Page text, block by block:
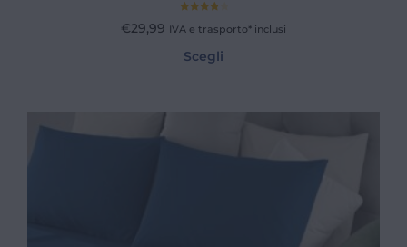
4.00 su
€29,99 IVA e trasporto* inclusi
Scegli